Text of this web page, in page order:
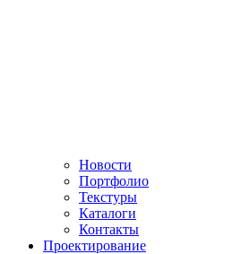
Новости
Портфолио
Текстуры
Каталоги
Контакты
Проектирование